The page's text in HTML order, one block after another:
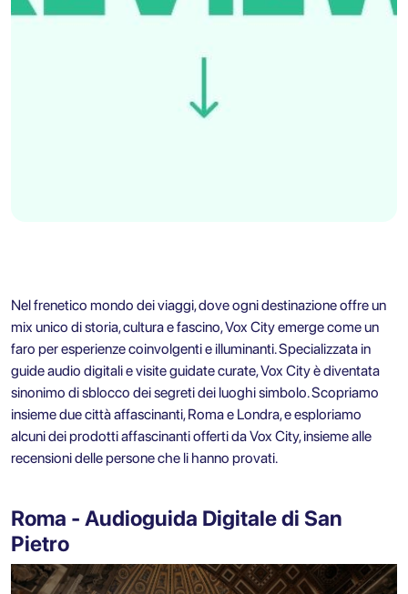
Nel frenetico mondo dei viaggi, dove ogni destinazione offre un
mix unico di storia, cultura e fascino, Vox City emerge come un
faro per esperienze coinvolgenti e illuminanti. Specializzata in
guide audio digitali e visite guidate curate, Vox City è diventata
sinonimo di sblocco dei segreti dei luoghi simbolo. Scopriamo
insieme due città affascinanti, Roma e Londra, e esploriamo
alcuni dei prodotti affascinanti offerti da Vox City, insieme alle
recensioni delle persone che li hanno provati.
Roma - Audioguida Digitale di San
Pietro